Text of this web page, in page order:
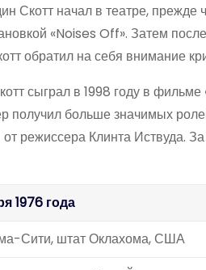
Скотт начал в театре,
«Noises Off». Затем
обратил на себя внимание
сыграл в 1998 году в
получил больше значимых
режиссера Клинта Иствуда.
1976 года
Сити, штат Оклахома, США